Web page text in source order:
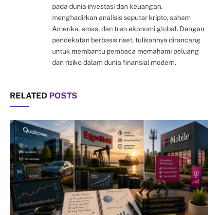
pada dunia investasi dan keuangan,
menghadirkan analisis seputar kripto, saham
Amerika, emas, dan tren ekonomi global. Dengan
pendekatan berbasis riset, tulisannya dirancang
untuk membantu pembaca memahami peluang
dan risiko dalam dunia finansial modern.
RELATED POSTS